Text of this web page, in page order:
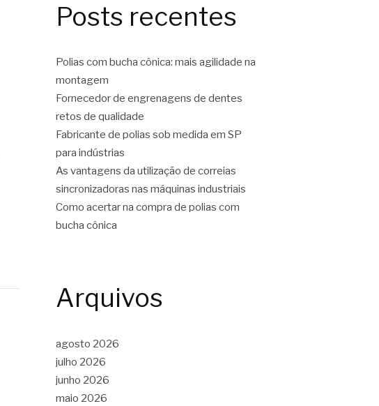
Posts recentes
Polias com bucha cônica: mais agilidade na
montagem
Fornecedor de engrenagens de dentes
retos de qualidade
Fabricante de polias sob medida em SP
para indústrias
As vantagens da utilização de correias
sincronizadoras nas máquinas industriais
Como acertar na compra de polias com
bucha cônica
Arquivos
agosto 2026
julho 2026
junho 2026
maio 2026